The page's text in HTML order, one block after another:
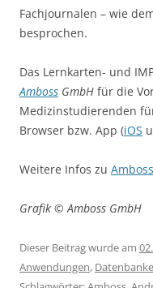
Grafik © Amboss GmbH
Anwendungen,
Schlagwörter:Amboss,
Onkologie,Palliativmedizin,
E-Book-Pakete
Auch 2021 stellt die
ULB Münster in